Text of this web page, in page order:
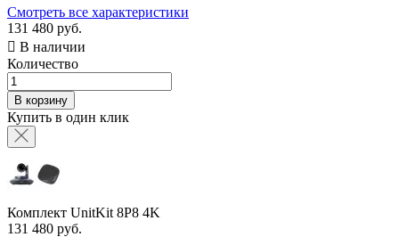
Смотреть все характеристики
131 480 руб.
 В наличии
Количество
В корзину
Купить в один клик
Комплект UnitKit 8P8 4K
131 480 руб.